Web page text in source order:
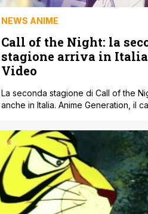
NEWS ANIME
Call of the Night: la
stagione arriva in
Video
La seconda stagione di Call of the
anche in Italia. Anime Generation, il
nuovi episodi di Call of the Night
prima stagione era piaciuta molto
grafico particolare e all’atmosfera
[']